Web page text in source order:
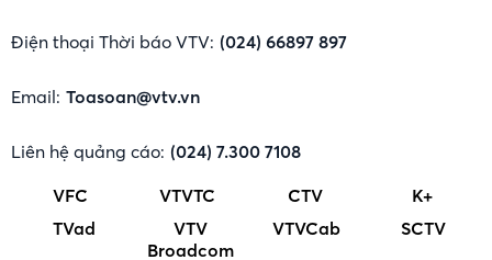
Điện thoại Thời báo VTV: (024) 66897 897
Email: Toasoan@vtv.vn
Liên hệ quảng cáo: (024) 7.300 7108
VFC
VTVTC CTV
K+
TVad
VTV
Broadcom
VTVCab SCTV